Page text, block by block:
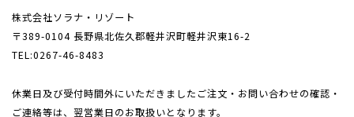
株式会社ソラナ・リゾート
〒389-0104 長野県北佐久郡軽井沢町軽井沢東16-2
TEL:0267-46-8483
休業日及び受付時間外にいただきましたご注文・ お問い合わせの確認・
ご連絡等は、翌営業日のお取扱いとなります。